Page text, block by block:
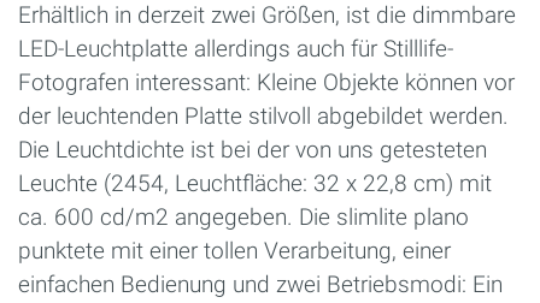
Erhältlich in derzeit zwei Größen, ist die dimmbare
LED-Leuchtplatte allerdings auch für Stilllife-
Fotografen interessant: Kleine Objekte können vor
der leuchtenden Platte stilvoll abgebildet werden.
Die Leuchtdichte ist bei der von uns getesteten
Leuchte (2454, Leuchtfläche: 32 x 22,8 cm) mit
ca. 600 cd/m2 angegeben. Die slimlite plano
punktete mit einer tollen Verarbeitung, einer
einfachen Bedienung und zwei Betriebsmodi: Ein